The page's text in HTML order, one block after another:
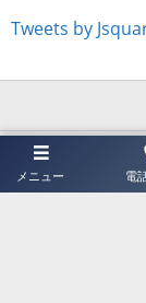
メニュー 電
Tweets by